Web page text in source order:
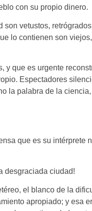
con su propio dinero.
son vetustos,
lo contienen son
y que es urgente
Espectadores
la palabra de la
que es su intérprete
desgraciada ciudad!
el blanco de la
apropiado; y esa